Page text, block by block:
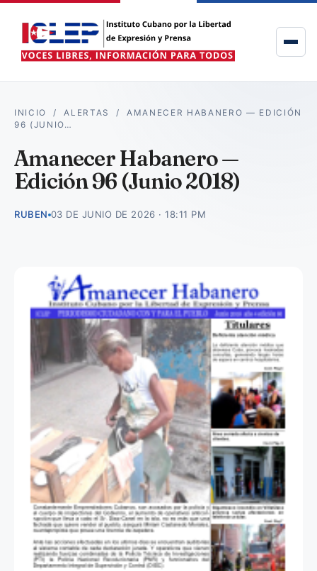
INICIO /ALERTAS /AMANECER HABANERO — EDICIÓN
96 (JUNIO…
Amanecer Habanero —
Edición 96 (Junio 2018)
RUBEN 03 DE JUNIO DE 2026 · 18:11 PM